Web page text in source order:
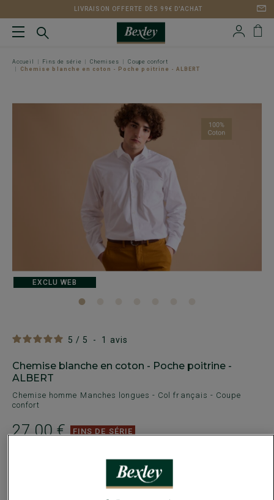
LIVRAISON OFFERTE DÈS 99€ D'ACHAT
Accueil Fins de série Chemises
Coupe confort
Chemise blanche en coton - Poche poitrine - ALBERT
5 / 5 - 1 avis
Chemise blanche en coton - Poche poitrine -
ALBERT
Chemise homme Manches longues - Col français - Coupe
confort
27,00 € FINS DE SÉRIE
EXCLU WEB